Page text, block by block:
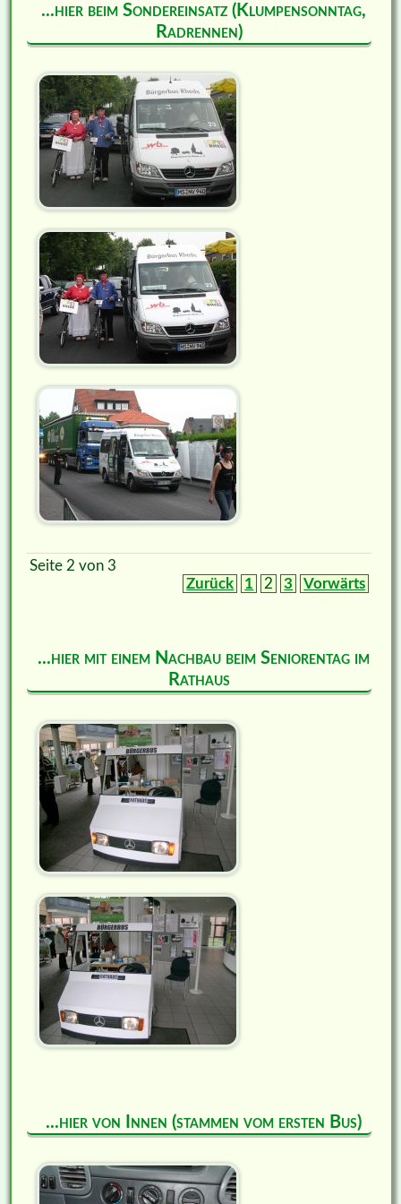
...hier beim Sondereinsatz (Klumpensonntag,
Radrennen)
Seite 2 von 3
Zurück
1 2 3 Vorwärts
...hier mit einem Nachbau beim Seniorentag im
Rathaus
...hier von Innen (stammen vom ersten Bus)